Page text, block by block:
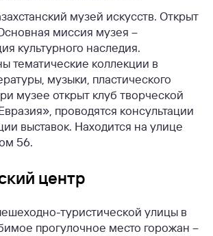
музей искусств. Открыт
миссия музея –
культурного наследия.
тематические коллекции в
музыки, пластического
музее открыт клуб творческой
проводятся консультации
выставок. Находится на улице
56.
центр
туристической улицы в
прогулочное место горожан –